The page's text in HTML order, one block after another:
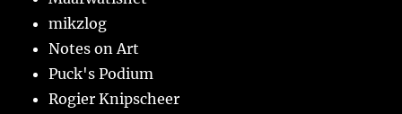
mikzlog
Notes on Art
Puck's Podium
Rogier Knipscheer